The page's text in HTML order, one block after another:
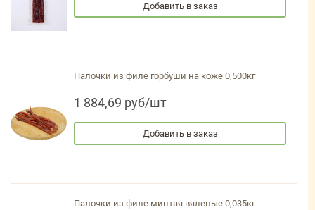
Добавить в заказ
Палочки из филе горбуши на коже 0,500кг
1 884,69 руб/шт
Добавить в заказ
Палочки из филе минтая вяленые 0,035кг